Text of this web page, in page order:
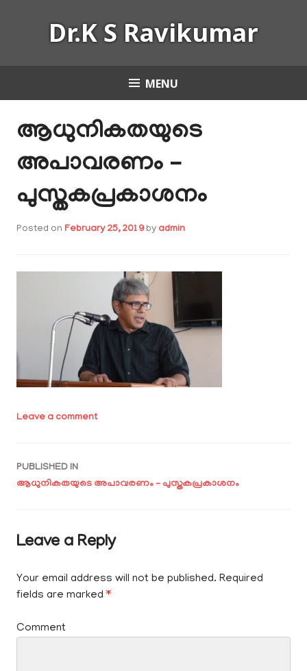
Dr.K S Ravikumar
MENU
ആധുനികതയുടെ
അപാവരണം –
പുസ്തകപ്രകാശനം
Posted on February 25, 2019by admin
Leave a comment
Post
PUBLISHED IN
ആധുനികതയുടെ അപാവരണം – പുസ്തകപ്രകാശനം
Leave a Reply
Your email address will not be published. Required
fields are marked*
Comment